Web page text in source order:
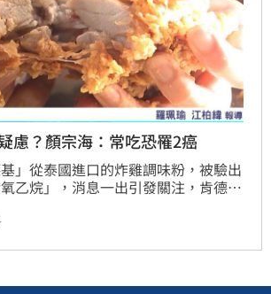
慮？顏宗海：常吃恐罹2癌
」從泰國進口的炸雞調味粉，被驗出
乙烷」，消息一出引發關注，肯德基
使用。林口長庚醫院毒物科醫師顏宗